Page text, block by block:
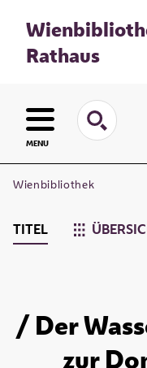
Rathaus
MENU
Wienbibliothek
TITEL
/ Der
zur